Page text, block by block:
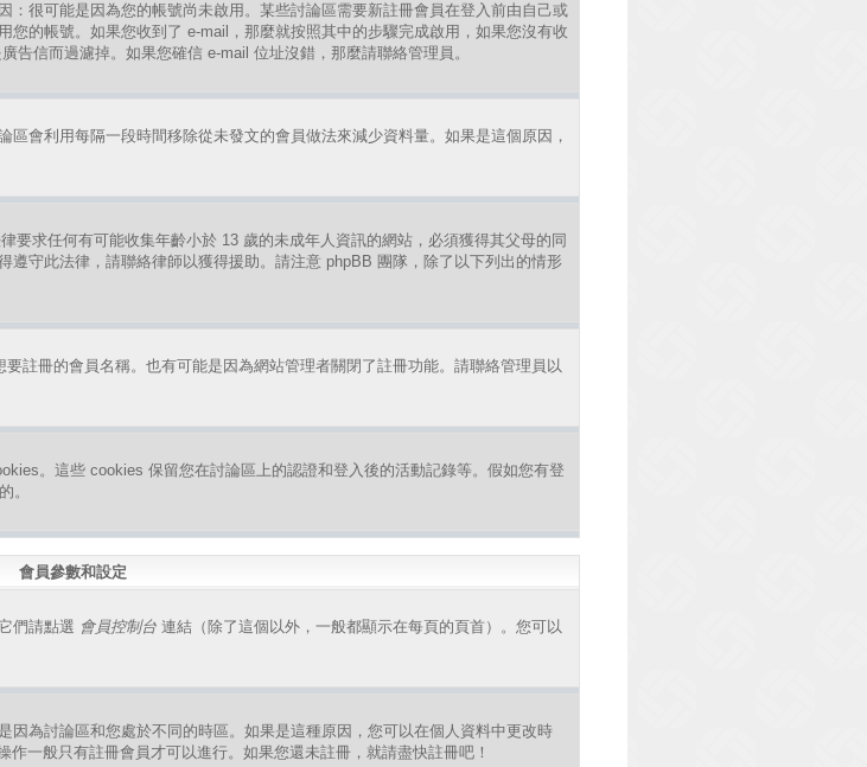
：很可能是因為您的帳號尚未啟用。某些討論區需要新註冊會員在登入前由自己或
的帳號。如果您收到了 e-mail，那麼就按照其中的步驟完成啟用，如果您沒有收
信而過濾掉。如果您確信 e-mail 位址沒錯，那麼請聯絡管理員。
會利用每隔一段時間移除從未發文的會員做法來減少資料量。如果是這個原因，
要求任何有可能收集年齡小於 13 歲的未成年人資訊的網站，必須獲得其父母的同
守此法律，請聯絡律師以獲得援助。請注意 phpBB 團隊，除了以下列出的情形
註冊的會員名稱。也有可能是因為網站管理者關閉了註冊功能。請聯絡管理員以
。這些 cookies 保留您在討論區上的認證和登入後的活動記錄等。假如您有登
。
會員參數和設定
們請點選 會員控制台 連結（除了這個以外，一般都顯示在每頁的頁首）。您可以
為討論區和您處於不同的時區。如果是這種原因，您可以在個人資料中更改時
一般只有註冊會員才可以進行。如果您還未註冊，就請盡快註冊吧！